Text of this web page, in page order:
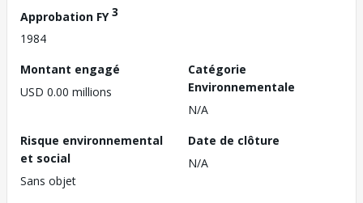
Approbation FY3
1984
Montant engagé
USD 0.00 millions
Catégorie
Environnementale
N/A
Risque environnemental
et social
Sans objet
Date de clôture
N/A